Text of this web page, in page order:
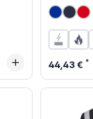
Regulärer
44,43 €